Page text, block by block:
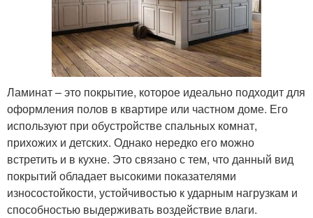
Ламинат – это покрытие, которое идеально подходит для
оформления полов в квартире или частном доме. Его
используют при обустройстве спальных комнат,
прихожих и детских. Однако нередко его можно
встретить и в кухне. Это связано с тем, что данный вид
покрытий обладает высокими показателями
износостойкости, устойчивостью к ударным нагрузкам и
способностью выдерживать воздействие влаги.